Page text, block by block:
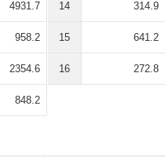
4931.7
958.2
2354.6
848.2
14 314.9
15 641.2
16 272.8